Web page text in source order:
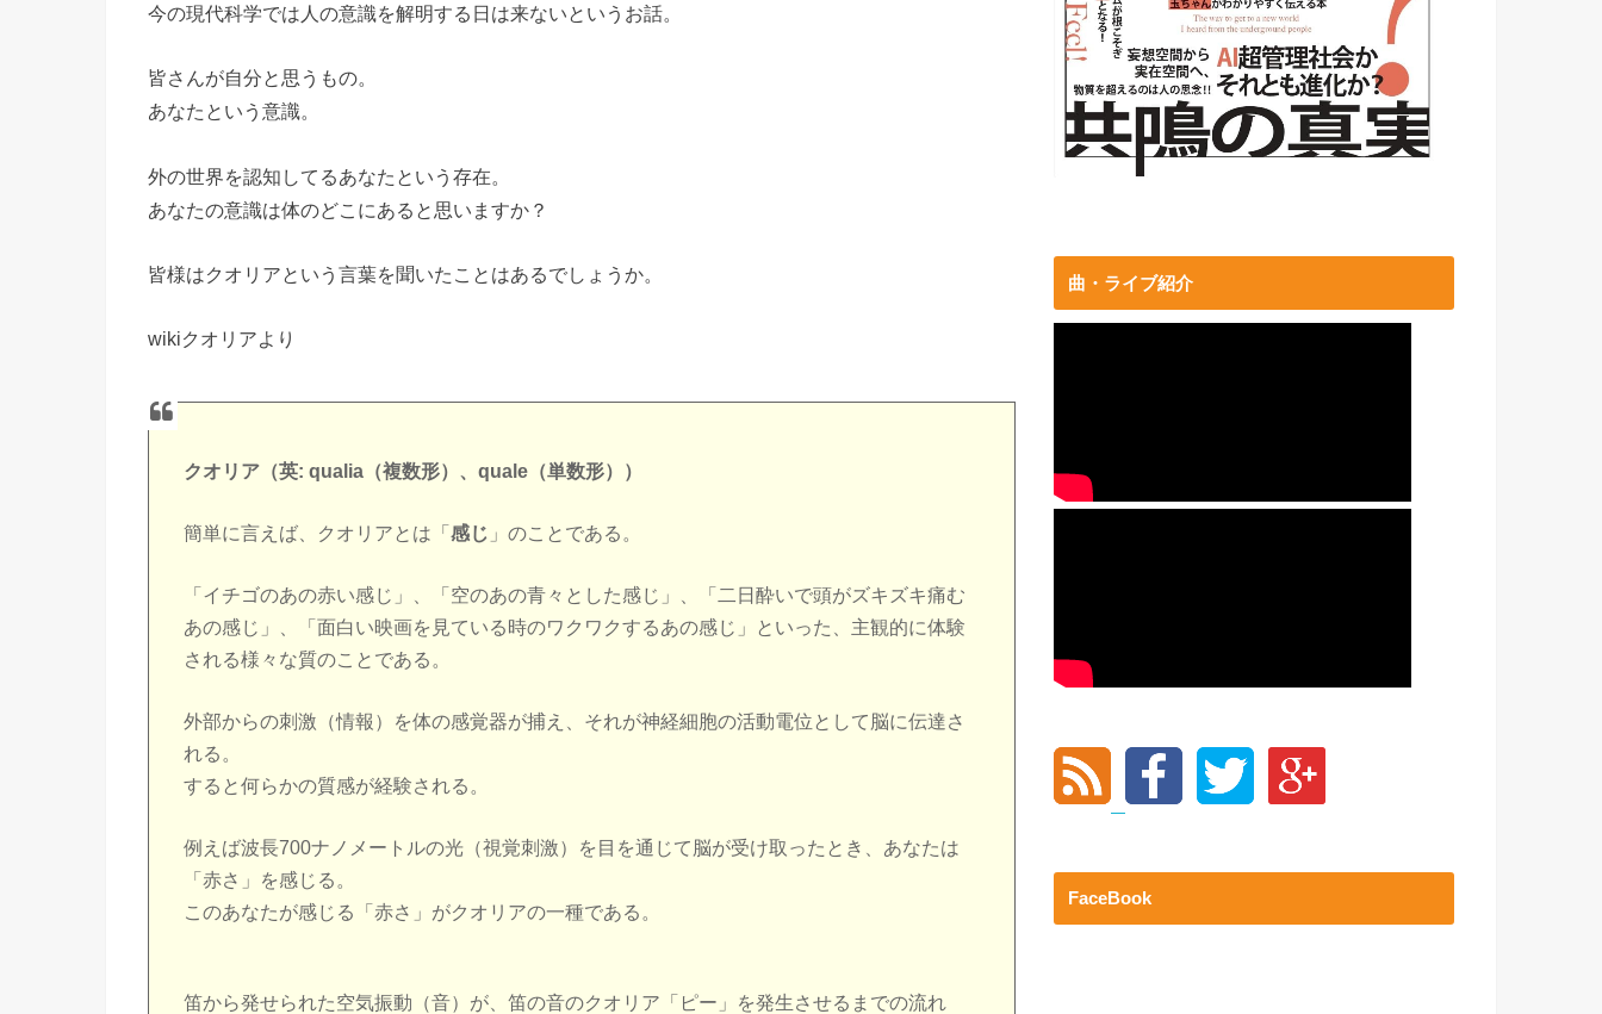
今の現代科学では人の意識を解明する日は来ないというお話。
皆さんが自分と思うもの。
あなたという意識。
外の世界を認知してるあなたという存在。
あなたの意識は体のどこにあると思いますか？
皆様はクオリアという言葉を聞いたことはあるでしょうか。
wikiクオリアより
クオリア（英: qualia（複数形）、quale（単数形））
簡単に言えば、クオリアとは「感じ 」のことである。
「イチゴのあの赤い感じ」、「空のあの青々とした感じ」、「二日酔いで頭がズキズキ痛む
あの感じ」、「面白い映画を見ている時のワクワクするあの感じ」といった、主観的に体験
される様々な質のことである。
外部からの刺激（情報）を体の感覚器が捕え、それが神経細胞の活動電位として脳に伝達さ
れる。
すると何らかの質感が経験される 。
例えば波長700ナノメートルの光（視覚刺激）を目を通じて脳が受け取ったとき、あなたは
「赤さ」を感じる。
このあなたが感じる「赤さ」がクオリアの一種である。
笛から発せられた空気振動（音）が、笛の音のクオリア「ピー」を発生させるまでの流れ
曲・ライブ紹介
FaceBook